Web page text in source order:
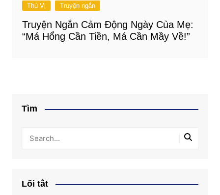
Thú Vị Truyện ngắn
Truyện Ngắn Cảm Động Ngày Của Mẹ:
“Má Hổng Cần Tiền, Má Cần Mầy Về!”
Tìm
Lối tắt